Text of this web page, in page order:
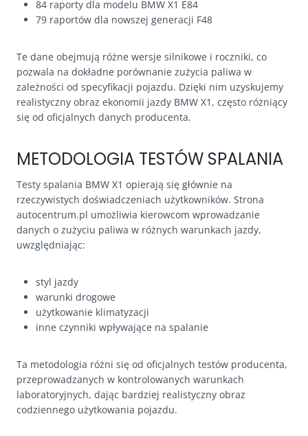
84 raporty dla modelu BMW X1 E84
79 raportów dla nowszej generacji F48
Te dane obejmują różne wersje silnikowe i roczniki, co
pozwala na dokładne porównanie zużycia paliwa w
zależności od specyfikacji pojazdu. Dzięki nim uzyskujemy
realistyczny obraz ekonomii jazdy BMW X1, często różniący
się od oficjalnych danych producenta.
METODOLOGIA TESTÓW SPALANIA
Testy spalania BMW X1 opierają się głównie na
rzeczywistych doświadczeniach użytkowników. Strona
autocentrum.pl umożliwia kierowcom wprowadzanie
danych o zużyciu paliwa w różnych warunkach jazdy,
uwzględniając:
styl jazdy
warunki drogowe
użytkowanie klimatyzacji
inne czynniki wpływające na spalanie
Ta metodologia różni się od oficjalnych testów producenta,
przeprowadzanych w kontrolowanych warunkach
laboratoryjnych, dając bardziej realistyczny obraz
codziennego użytkowania pojazdu.